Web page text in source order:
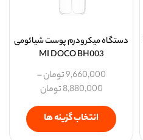
دستگاه میکرودرم پوست شیائومی
MI DOCO BH003
9,660,000تومان–
8,880,000تومان
انتخاب گزینه ها